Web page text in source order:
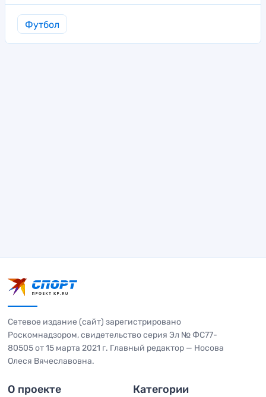
Футбол
Сетевое издание (сайт) зарегистрировано
Роскомнадзором, свидетельство серия Эл № ФС77-
80505 от 15 марта 2021 г. Главный редактор — Носова
Олеся Вячеславовна.
О проекте Категории